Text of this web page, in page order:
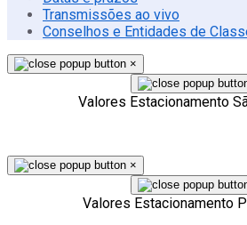
Transmissões ao vivo
Conselhos e Entidades de
×
Valores Estacionamento
×
Valores Estacionamento